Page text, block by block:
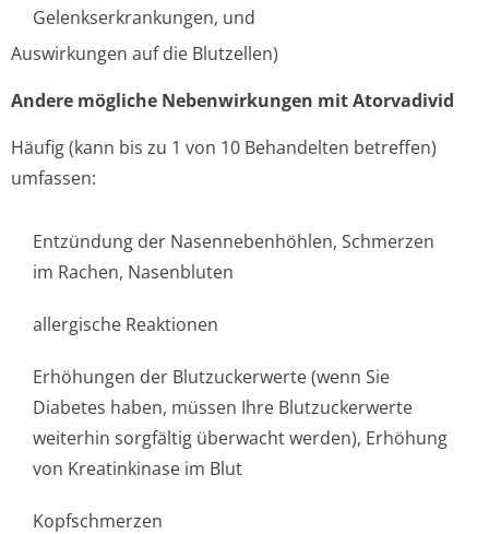
Gelenkserkran­kungen, und
Auswirkungen auf die Blutzellen)
Andere mögliche Nebenwirkungen mit Atorvadivid
Häufig (kann bis zu 1 von 10 Behandelten betreffen)
umfassen:
Entzündung der Nasennebenhöhlen, Schmerzen
im Rachen, Nasenbluten
allergische Reaktionen
Erhöhungen der Blutzuckerwerte (wenn Sie
Diabetes haben, müssen Ihre Blutzuckerwerte
weiterhin sorgfältig überwacht werden), Erhöhung
von Kreatinkinase im Blut
Kopfschmerzen